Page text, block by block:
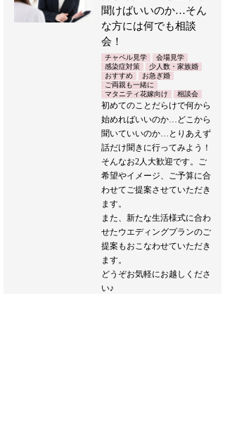
聞けばいいのか…そん
な方には何でも相談
会！
チャペル見学
会場見学
感染症対策
少人数・家族婚
おすすめ
お急ぎ婚
ご両親も一緒に
マタニティ花嫁向け
相談会
初めてのことだらけで何から
始めればいいのか…どこから
聞いていいのか…とりあえず
話だけ聞きに行ってみよう！
そんなお2人大歓迎です。ご
希望やイメージ、ご予算に合
わせてご提案させていただき
ます。
また、新たな生活様式に合わ
せたウエディングプランのご
提案もおこなわせていただき
ます。
どうぞお気軽にお越しくださ
い♪